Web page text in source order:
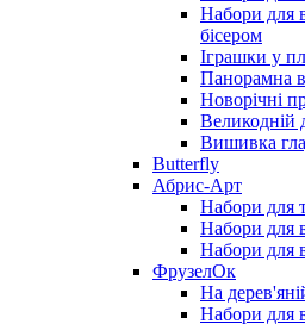
Набори для
бісером
Іграшки у
Панорамна
Новорічні
Великодній
Вишивка
Butterfly
Абрис-Арт
Набори для
Набори для
Набори для
ФрузелОк
На
Набори для